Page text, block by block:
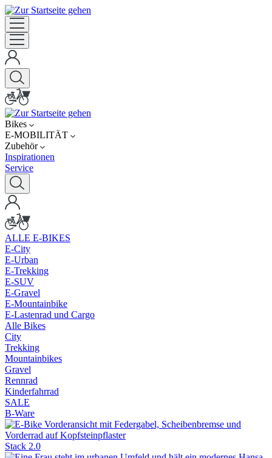
Bikes
E-MOBILITÄT
Zubehör
Inspirationen
Service
ALLE E-BIKES
E-City
E-Urban
E-Trekking
E-SUV
E-Gravel
E-Mountainbike
E-Lastenrad und Cargo
Alle Bikes
City
Trekking
Mountainbikes
Gravel
Rennrad
Kinderfahrrad
SALE
B-Ware
Stack 2.0